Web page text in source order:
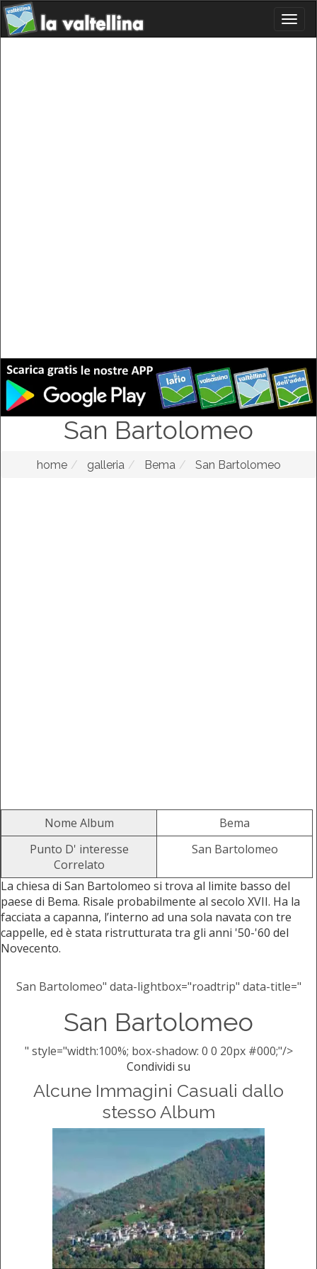
San Bartolomeo
home galleria Bema San Bartolomeo
Nome Album
Bema
Punto D' interesse
Correlato
San Bartolomeo
La chiesa di San Bartolomeo si trova al limite basso del
paese di Bema. Risale probabilmente al secolo XVII. Ha la
facciata a capanna, l’interno ad una sola navata con tre
cappelle, ed è stata ristrutturata tra gli anni '50-'60 del
Novecento.
San Bartolomeo" data-lightbox="roadtrip" data-title="
San Bartolomeo
" style="width:100%; box-shadow: 0 0 20px #000;"/>
Condividi su
Alcune Immagini Casuali dallo
stesso Album